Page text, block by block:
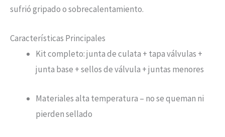
sufrió gripado o sobrecalentamiento.
Características Principales
Kit completo: junta de culata + tapa válvulas +
junta base + sellos de válvula + juntas menores
Materiales alta temperatura – no se queman ni
pierden sellado